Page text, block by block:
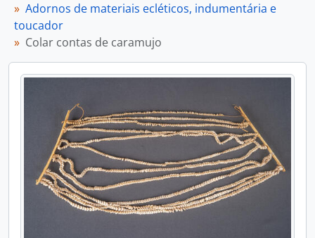
Adornos de materiais ecléticos, indumentária e
toucador
Colar contas de caramujo